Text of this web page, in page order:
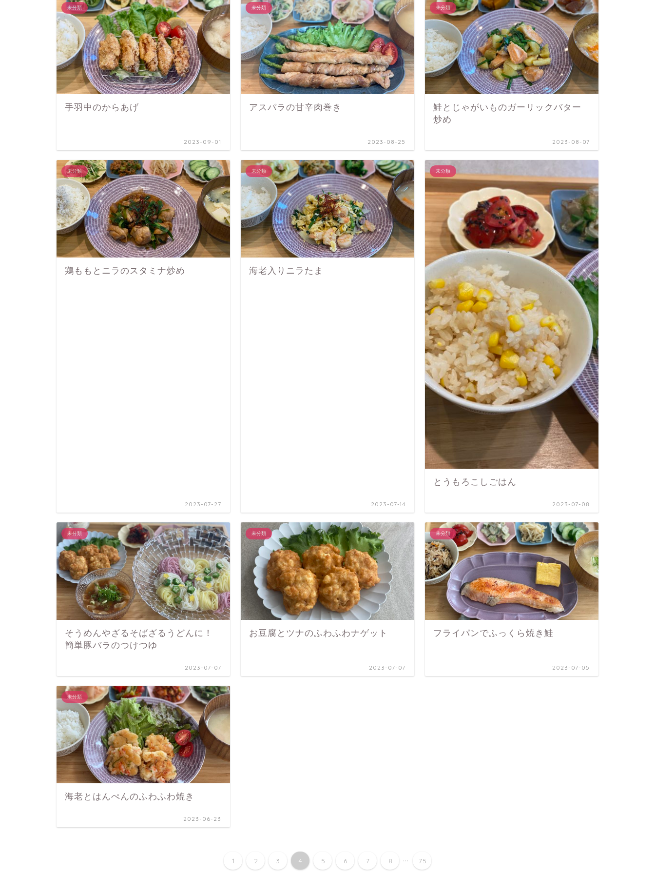
未分類
手羽中のからあげ
2023-09-01
未分類
アスパラの甘辛肉巻き
2023-08-25
未分類
鮭とじゃがいものガーリックバター
炒め
2023-08-07
未分類
鶏ももとニラのスタミナ炒め
2023-07-27
未分類
海老入りニラたま
2023-07-14
未分類
とうもろこしごはん
2023-07-08
未分類
そうめんやざるそばざるうどんに！
簡単豚バラのつけつゆ
2023-07-07
未分類
お豆腐とツナのふわふわナゲット
2023-07-07
未分類
フライパンでふっくら焼き鮭
2023-07-05
未分類
海老とはんぺんのふわふわ焼き
2023-06-23
1 2 3 4 5 6 7 8 ... 75